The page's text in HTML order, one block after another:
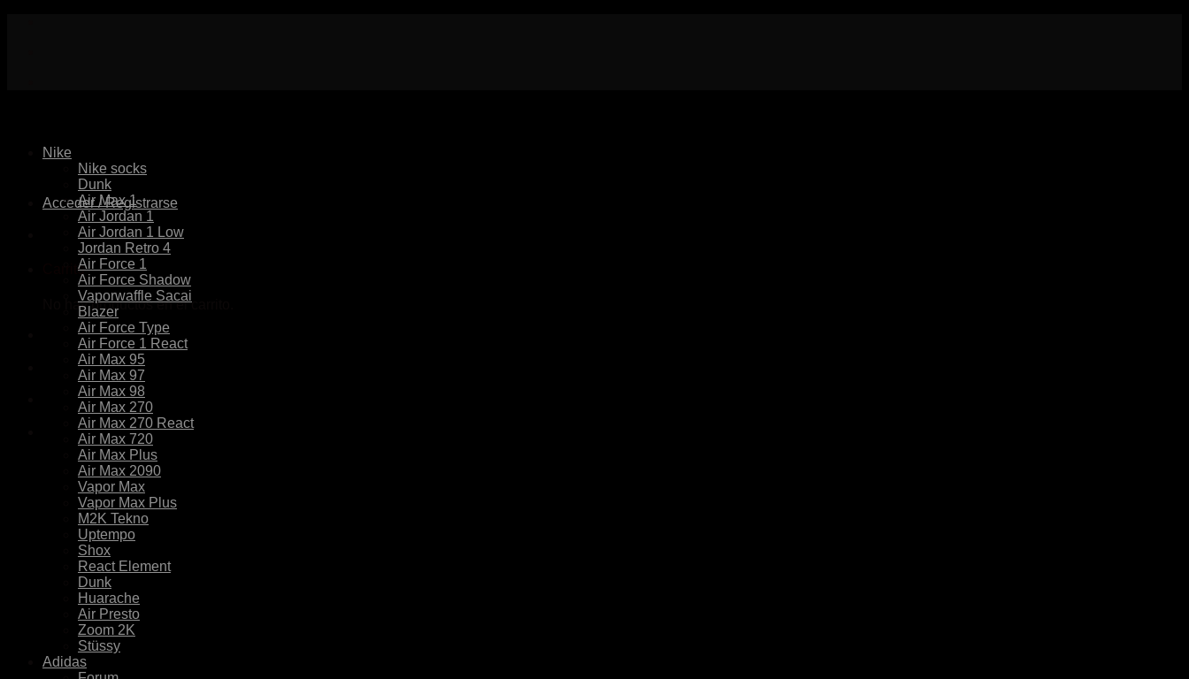
Acceder / Registrarse
Carrito
No hay productos en el carrito.
Nike
Nike socks
Dunk
Air Max 1
Air Jordan 1
Air Jordan 1 Low
Jordan Retro 4
Air Force 1
Air Force Shadow
Vaporwaffle Sacai
Blazer
Air Force Type
Air Force 1 React
Air Max 95
Air Max 97
Air Max 98
Air Max 270
Air Max 270 React
Air Max 720
Air Max Plus
Air Max 2090
Vapor Max
Vapor Max Plus
M2K Tekno
Uptempo
Shox
React Element
Dunk
Huarache
Air Presto
Zoom 2K
Stüssy
Adidas